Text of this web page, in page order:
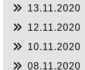
13.11.2020
12.11.2020
10.11.2020
08.11.2020